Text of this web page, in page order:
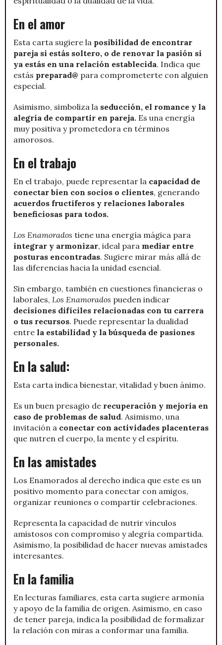
En el amor
Esta carta sugiere la posibilidad de encontrar
pareja si estás soltero, o de renovar la pasión si
ya estás en una relación establecida. Indica que
estás preparad@ para comprometerte con alguien
especial.
Asimismo, simboliza la seducción, el romance y la
alegría de compartir en pareja. Es una energía
muy positiva y prometedora en términos
amorosos.
En el trabajo
En el trabajo, puede representar la capacidad de
conectar bien con socios o clientes, generando
acuerdos fructíferos y relaciones laborales
beneficiosas para todos.
Los Enamorados tiene una energía mágica para
integrar y armonizar, ideal para mediar entre
posturas encontradas. Sugiere mirar más allá de
las diferencias hacia la unidad esencial.
Sin embargo, también en cuestiones financieras o
laborales, Los Enamorados pueden indicar
decisiones difíciles relacionadas con tu carrera
o tus recursos. Puede representar la dualidad
entre la estabilidad y la búsqueda de pasiones
personales.
En la salud:
Esta carta indica bienestar, vitalidad y buen ánimo.
Es un buen presagio de recuperación y mejoría en
caso de problemas de salud. Asimismo, una
invitación a conectar con actividades placenteras
que nutren el cuerpo, la mente y el espíritu.
En las amistades
Los Enamorados al derecho indica que este es un
positivo momento para conectar con amigos,
organizar reuniones o compartir celebraciones.
Representa la capacidad de nutrir vínculos
amistosos con compromiso y alegría compartida.
Asimismo, la posibilidad de hacer nuevas amistades
interesantes.
En la familia
En lecturas familiares, esta carta sugiere armonía
y apoyo de la familia de origen. Asimismo, en caso
de tener pareja, indica la posibilidad de formalizar
la relación con miras a conformar una familia.